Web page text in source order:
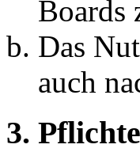
Boards
Das
auch
3.